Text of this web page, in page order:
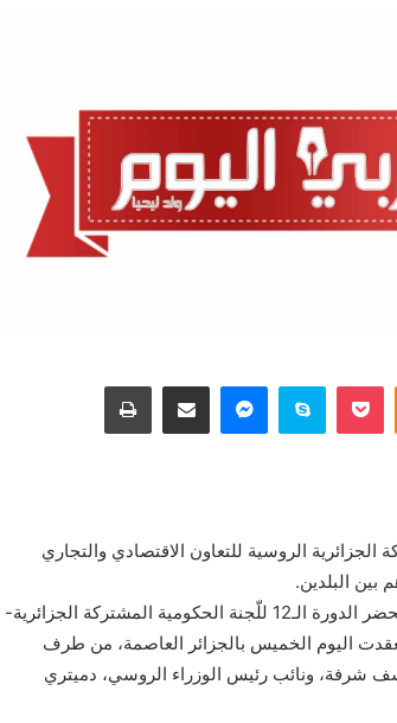
Odnoklassniki
‫Pocketسكايبماسنجرمشاركة عبر البريد طباعة
أعمال الدورة الـ12 للجنة المشتركة الجزائرية الروسية للتعاون الاقتصادي والتجاري
وذكر التلفزيون الجزائري أن “المراسم استُهلت بالتوقيع على محضر الدورة الـ12 للّجنة الحكومية المشتركة الجزائرية-
اليوم الخميس بالجزائر العاصمة، من طرف
شرفة، ونائب رئيس الوزراء الروسي، دميتري